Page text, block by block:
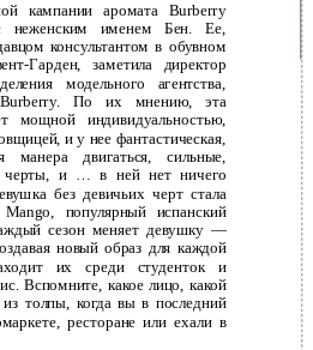
кампании аромата Burberry
неженским именем Бен. Ее,
консультантом в обувном
Гарден, заметила директор
модельного агентства,
По их мнению, эта
мощной индивидуальностью,
и у нее фантастическая,
манера двигаться, сильные,
черты, и … в ней нет ничего
без девичьих черт стала
популярный испанский
сезон меняет девушку —
новый образ для каждой
их среди студенток и
Вспомните, какое лицо, какой
из толпы, когда вы в последний
ресторане или ехали в